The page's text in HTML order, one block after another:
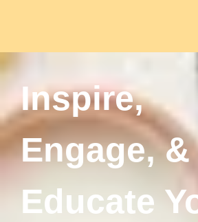
Inspire,
Engage, &
Educate